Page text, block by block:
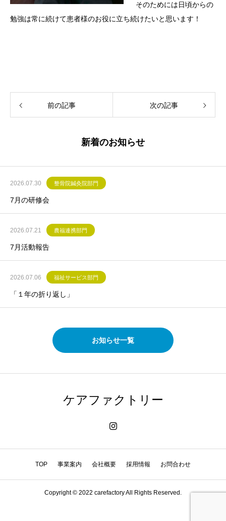
そのためには日頃からの
勉強は常に続けて患者様のお役に立ち続けたいと思います！
前の記事 次の記事
新着のお知らせ
2026.07.30 整骨院鍼灸院部門
7月の研修会
2026.07.21 農福連携部門
7月活動報告
2026.07.06 福祉サービス部門
「１年の折り返し」
お知らせ一覧
ケアファクトリー
TOP 事業案内 会社概要 採用情報 お問合わせ
Copyright © 2022 carefactory All Rights Reserved.